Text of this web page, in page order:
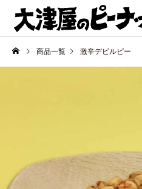
商品一覧 激辛デビルピー